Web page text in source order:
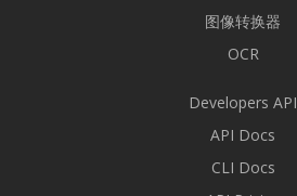
图像转换器
OCR
Developers API
API Docs
CLI Docs